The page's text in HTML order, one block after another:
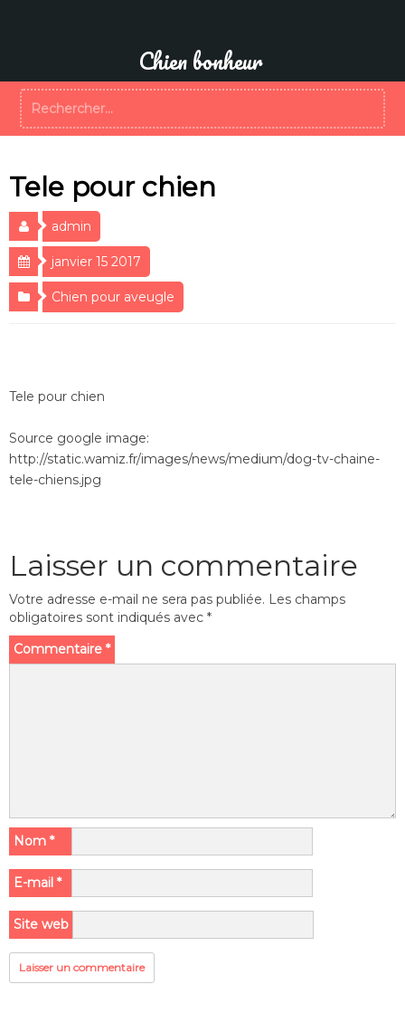
Chien bonheur
Tele pour chien
admin
janvier 15 2017
Chien pour aveugle
Tele pour chien
Source google image:
http://static.wamiz.fr/images/news/medium/dog-tv-chaine-
tele-chiens.jpg
Laisser un commentaire
Votre adresse e-mail ne sera pas publiée. Les champs
obligatoires sont indiqués avec *
Commentaire *
Nom *
E-mail *
Site web
Rechercher :